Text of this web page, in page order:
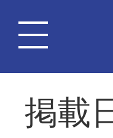
掲載